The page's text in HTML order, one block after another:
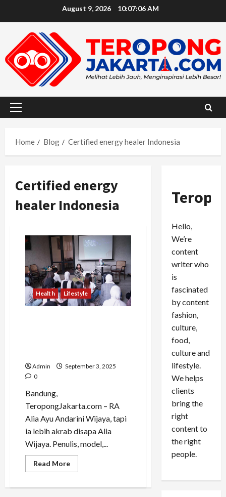
August 9, 2026 10:07:07 AM
Primary
Home
Blog Certified energy healer Indonesia
Certified energy
healer Indonesia
Health Lifestyle
Admin
September 3, 2025
0
Bandung,
TeropongJakarta.com – RA
Alia Ayu Andarini Wijaya, tapi
ia lebih akrab disapa Alia
Wijaya. Penulis, model,...
Read MoreRead
more
Banyak
Hello,
We’re
content
writer who
is
fascinated
by content
fashion,
culture,
food,
culture and
lifestyle.
We helps
clients
bring the
right
content to
the right
people.